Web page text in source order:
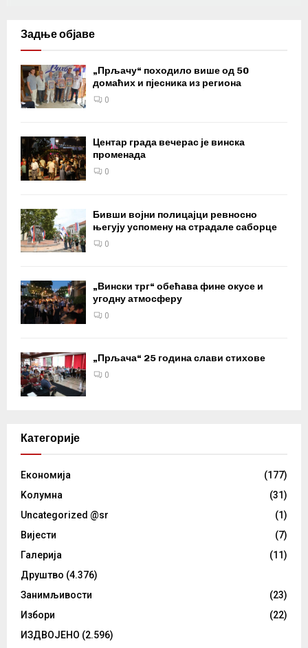
Задње објаве
„Прљачу“ походило више од 50
домаћих и пјесника из региона
0
Центар града вечерас је винска
променада
0
Бивши војни полицајци ревносно
његују успомену на страдале саборце
0
„Вински трг“ обећава фине окусе и
угодну атмосферу
0
„Прљача“ 25 година слави стихове
0
Категорије
Eкономија
(177)
Kолумнa
(31)
Uncategorized @sr
(1)
Вијести
(7)
Галерија
(11)
Друштво (4.376)
Занимљивости
(23)
Избори
(22)
ИЗДВОЈЕНО (2.596)